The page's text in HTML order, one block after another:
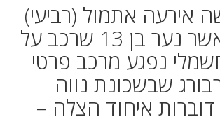
אירעה אתמול (רביעי)
בחיפה, כאשר נער בן 13 שרכב על
נפגע מרכב פרטי
שבשכונת נווה
איחוד הצלה –